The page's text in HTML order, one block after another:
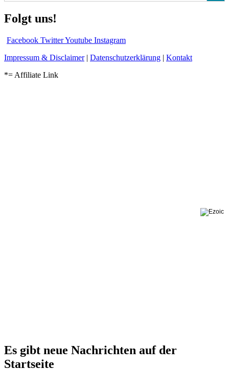
Folgt uns!
Facebook TwitterYoutube Instagram
Impressum & Disclaimer| Datenschutzerklärung | Kontakt
*= Affiliate Link
Es gibt neue Nachrichten auf der
Startseite